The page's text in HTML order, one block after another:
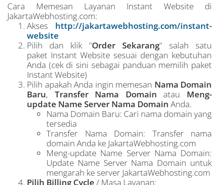
Cara Memesan Layanan Instant Website di
JakartaWebhosting.com:
Akses http://jakartawebhosting.com/instant-
website
Pilih dan klik "Order Sekarang" salah satu
paket Instant Website sesuai dengan kebutuhan
Anda (cek di sini sebagai panduan memilih paket
Instant Website)
Pilih apakah Anda ingin memesan Nama Domain
Baru, Transfer Nama Domain atau Meng-
update Name Server Nama Domain Anda.
Nama Domain Baru: Cari nama domain yang
tersedia
Transfer Nama Domain: Transfer nama
domain Anda ke JakartaWebhosting.com
Meng-update Name Server Nama Domain:
Update Name Server Nama Domain untuk
mengarah ke server JakartaWebhosting.com
Pilih Billing Cycle / Masa Layanan: